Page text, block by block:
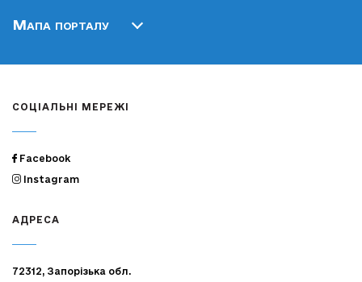
Мапа порталу
СОЦІАЛЬНІ МЕРЕЖІ
Facebook
Instagram
АДРЕСА
72312, Запорізька обл.